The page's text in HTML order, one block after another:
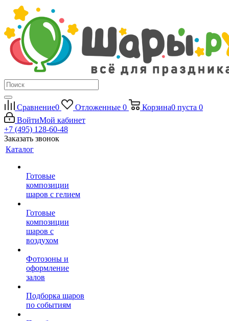
Сравнение0 Отложенные 0 Корзина0 пуста 0
ВойтиМой кабинет
+7 (495) 128-60-48
Заказать звонок
Каталог
Готовые
композиции
шаров с гелием
Готовые
композиции
шаров с
воздухом
Фотозоны и
оформление
залов
Подборка шаров
по событиям